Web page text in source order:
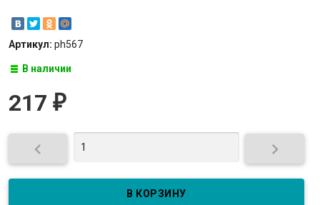
Артикул: ph567
В наличии
217 ₽
 